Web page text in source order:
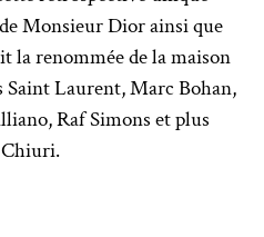
Monsieur Dior ainsi que
la renommée de la maison
Saint Laurent, Marc Bohan,
Raf Simons et plus